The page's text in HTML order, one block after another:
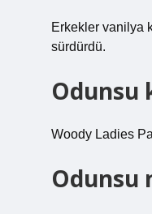
Erkekler vanilya
sürdürdü.
Odunsu
Woody Ladies
Odunsu